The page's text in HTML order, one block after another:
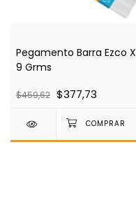
Pegamento Barra Ezco X
9 Grms
$459,62 $377,73